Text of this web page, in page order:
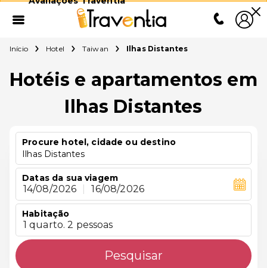
Início Hotel Taiwan Ilhas Distantes
Hotéis e apartamentos em
Ilhas Distantes
Procure hotel, cidade ou destino
Ilhas Distantes
Datas da sua viagem
14/08/2026 16/08/2026
Habitação
1 quarto. 2 pessoas
Pesquisar